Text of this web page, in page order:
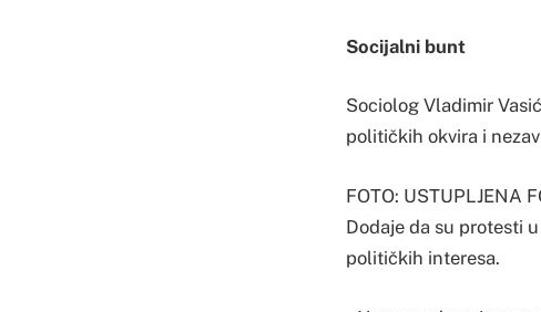
Socijalni bunt
Sociolog Vladimir
političkih okvira i
FOTO: USTUPLJENA
Dodaje da su protesti
političkih interesa.